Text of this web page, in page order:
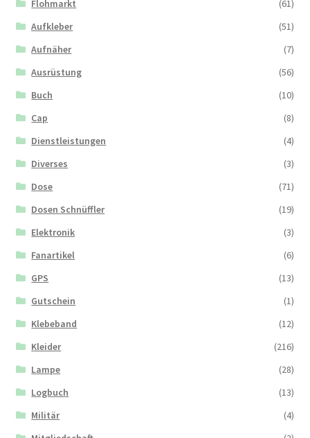
Flohmarkt
(61)
Aufkleber
(51)
Aufnäher
(7)
Ausrüstung
(56)
Buch
(10)
Cap
(8)
Dienstleistungen
(4)
Diverses
(3)
Dose
(71)
Dosen Schnüffler
(19)
Elektronik
(3)
Fanartikel
(6)
GPS
(13)
Gutschein
(1)
Klebeband
(12)
Kleider
(216)
Lampe
(28)
Logbuch
(13)
Militär
(4)